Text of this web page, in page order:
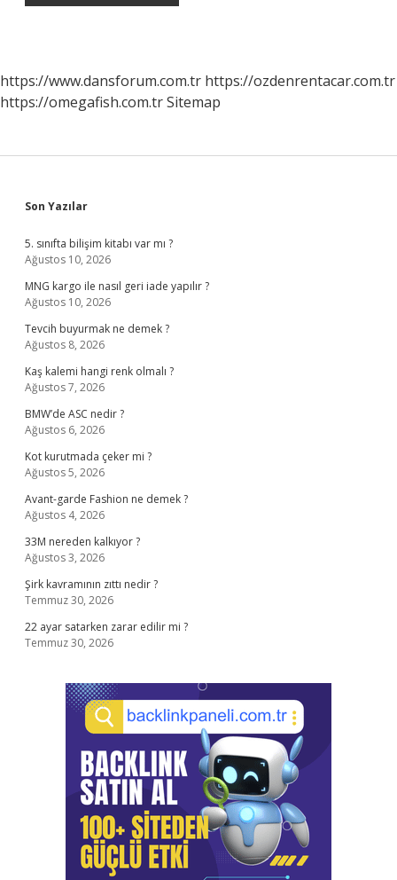
https://www.dansforum.com.tr https://ozdenrentacar.com.tr
https://omegafish.com.trSitemap
Sidebar
Son Yazılar
5. sınıfta bilişim kitabı var mı ?
Ağustos 10, 2026
MNG kargo ile nasıl geri iade yapılır ?
Ağustos 10, 2026
Tevcih buyurmak ne demek ?
Ağustos 8, 2026
Kaş kalemi hangi renk olmalı ?
Ağustos 7, 2026
BMW’de ASC nedir ?
Ağustos 6, 2026
Kot kurutmada çeker mi ?
Ağustos 5, 2026
Avant-garde Fashion ne demek ?
Ağustos 4, 2026
33M nereden kalkıyor ?
Ağustos 3, 2026
Şirk kavramının zıttı nedir ?
Temmuz 30, 2026
22 ayar satarken zarar edilir mi ?
Temmuz 30, 2026